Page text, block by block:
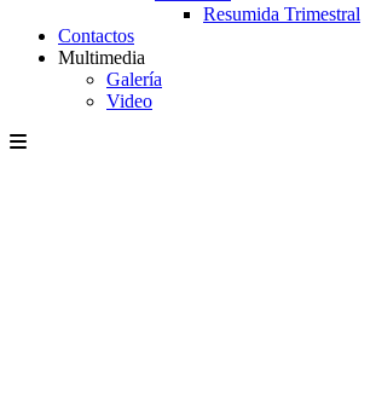
Resumida Trimestral
Contactos
Multimedia
Galería
Video